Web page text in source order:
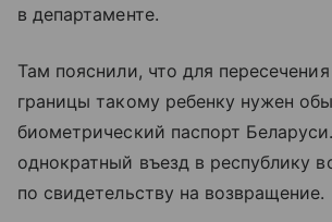
в департаменте.
Там пояснили, что для
границы такому ребенку нужен
биометрический паспорт
однократный въезд в республику
по свидетельству на возвращение.